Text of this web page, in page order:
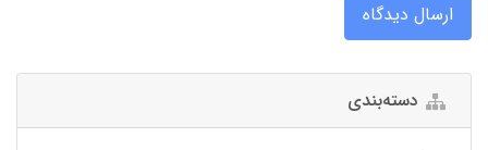
ارسال دیدگاه
دسته‌بندی